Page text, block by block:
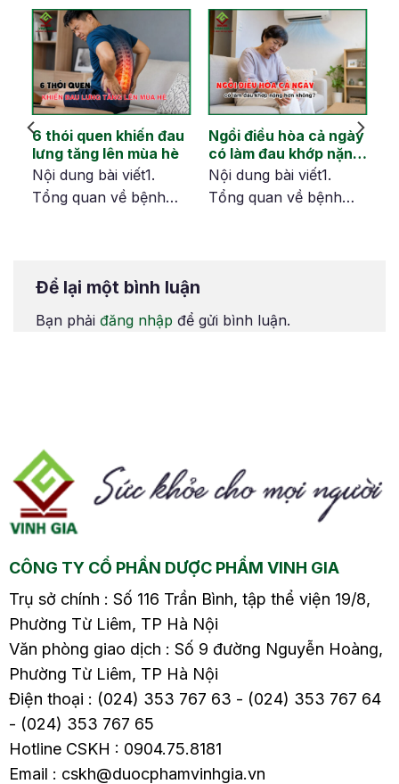
6 thói quen khiến đau
lưng tăng lên mùa hè
Nội dung bài viết1.
Tổng quan về bệnh
xương phổ biến nhất
pháp đo mật độ xương
loãng xương Nhiều
người cho rằng đau
lưng…
Ngồi điều hòa cả ngày
có làm đau khớp nặng
hơn không?
Nội dung bài viết1.
Tổng quan về bệnh
pháp đo mật độ xương
loãng xương Điều hòa
là “cứu tinh” mùa…
Để lại một bình luận
Bạn phải đăng nhập để gửi bình luận.
CÔNG TY CỔ PHẦN DƯỢC PHẨM VINH GIA
Trụ sở chính : Số 116 Trần Bình, tập thể viện 19/8,
Phường Từ Liêm, TP Hà Nội
Văn phòng giao dịch : Số 9 đường Nguyễn Hoàng,
Phường Từ Liêm, TP Hà Nội
Điện thoại : (024) 353 767 63 - (024) 353 767 64
- (024) 353 767 65
Hotline CSKH : 0904.75.8181
Email : cskh@duocphamvinhgia.vn